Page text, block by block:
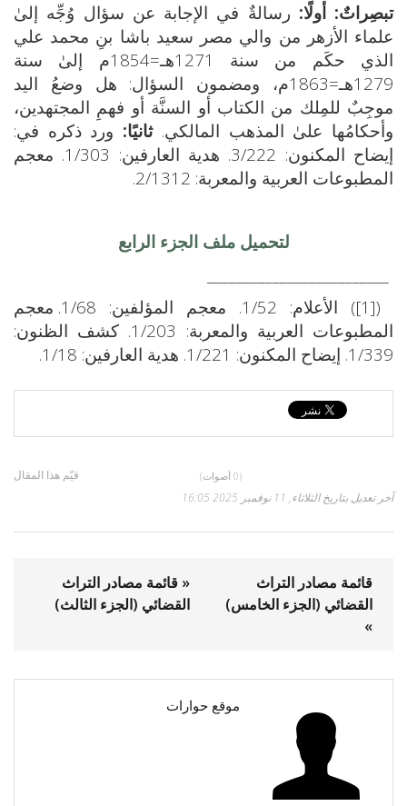
تبصِراتٌ: أولًا: رسالةٌ في الإجابة عن سؤال وُجِّه إلىٰ
علماء الأزهر من والي مصر سعيد باشا بنِ محمد علي
الذي حكَم من سنة 1271هـ=1854م إلىٰ سنة
1279هـ=1863م، ومضمون السؤال: هل وضعُ اليد
موجِبٌ للمِلك من الكتاب أو السنَّة أو فهمِ المجتهدين،
وأحكامُها علىٰ المذهب المالكي.ثانيًا: ورد ذكره في:
إيضاح المكنون: 3/222. هدية العارفين: 1/303. معجم
المطبوعات العربية والمعربة: 2/1312.
لتحميل ملف الجزء الرابع
([1]) الأعلام: 1/52. معجم المؤلفين: 1/68. معجم
المطبوعات العربية والمعربة: 1/203. كشف الظنون:
1/339. إيضاح المكنون: 1/221. هدية العارفين: 1/18.
قيّم هذا المقال (0 أصوات)
آخر تعديل بتاريخ الثلاثاء, 11 نوفمبر 2025 16:05
« قائمة مصادر التراث
القضائي (الجزء الثالث)
قائمة مصادر التراث
القضائي (الجزء الخامس)
»
موقع حوارات